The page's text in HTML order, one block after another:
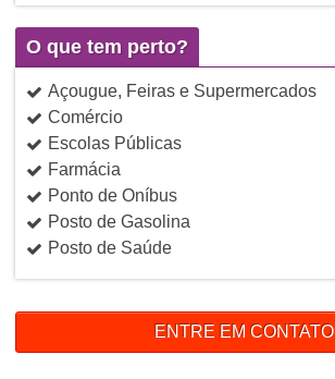
O que tem perto?
Açougue, Feiras e Supermercados
Comércio
Escolas Públicas
Farmácia
Ponto de Oníbus
Posto de Gasolina
Posto de Saúde
ENTRE EM CONTATO